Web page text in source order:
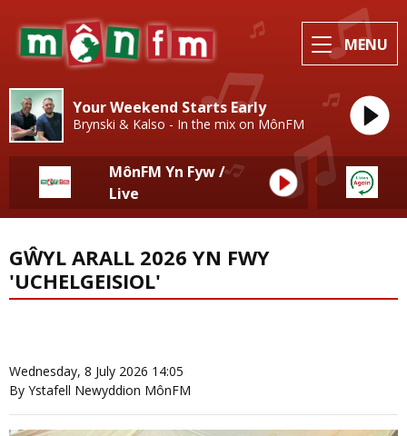
MENU
Your Weekend Starts Early
Brynski & Kalso - In the mix on MônFM
MônFM Yn Fyw /
Live
GŴYL ARALL 2026 YN FWY
'UCHELGEISIOL'
Wednesday, 8 July 2026 14:05
By Ystafell Newyddion MônFM